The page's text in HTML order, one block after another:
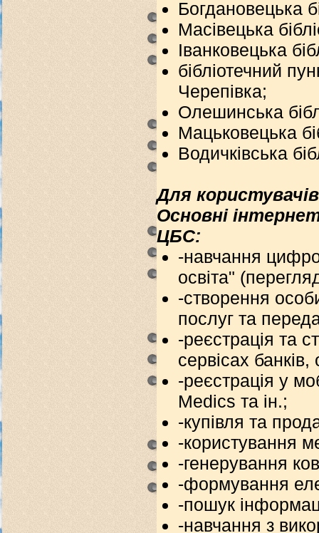
Богдановецька
Масівецька
Іванковецька
бібліотечний
Черепівка;
Олешинська
Мацьковецька
Водичківська
Для
Основні
ЦБС:
-навчання
освіта"
-створення
послуг та
-реєстрація та
сервісах
-реєстрація у
Medics та ін.;
-купівля та
-користування
-генерування
-формування
-пошук
-навчання з